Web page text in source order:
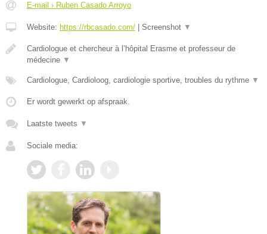
E-mail › Ruben Casado Arroyo
Website: https://rbcasado.com/ Screenshot ▼
Cardiologue et chercheur à l’hôpital Erasme et professeur de
médecine ▼
Cardiologue, Cardioloog, cardiologie sportive, troubles du rythme ▼
Er wordt gewerkt op afspraak.
Laatste tweets ▼
Sociale media: